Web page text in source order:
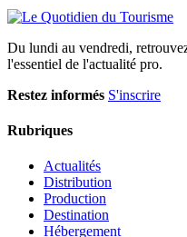
Du lundi au vendredi,
l'essentiel de l'actualité pro.
Restez informés S'inscrire
Rubriques
Actualités
Distribution
Production
Destination
Hébergement